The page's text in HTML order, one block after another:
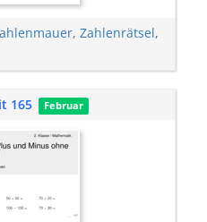
, Zahlenrätsel,
165 Februar